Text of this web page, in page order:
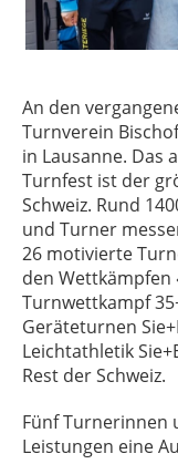
An den
Turnverein
in Lausanne. Das
Turnfest ist der
Schweiz. Rund
und Turner
26 motivierte
den Wettkämpfen
Turnwettkampf
Geräteturnen
Leichtathletik
Rest der Schweiz.
Fünf Turnerinnen
Leistungen eine